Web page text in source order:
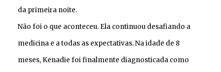
da primeira noite.
Não foi o que aconteceu. Ela continuou desafiando a
medicina e a todas as expectativas. Na idade de 8
meses, Kenadie foi finalmente diagnosticada como